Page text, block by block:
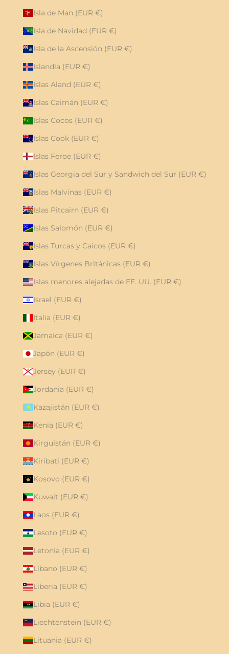
Isla de Man (EUR €)
Isla de Navidad (EUR €)
Isla de la Ascensión (EUR €)
Islandia (EUR €)
Islas Aland (EUR €)
Islas Caimán (EUR €)
Islas Cocos (EUR €)
Islas Cook (EUR €)
Islas Feroe (EUR €)
Islas Georgia del Sur y Sandwich del Sur (EUR €)
Islas Malvinas (EUR €)
Islas Pitcairn (EUR €)
Islas Salomón (EUR €)
Islas Turcas y Caicos (EUR €)
Islas Vírgenes Británicas (EUR €)
Islas menores alejadas de EE. UU. (EUR €)
Israel (EUR €)
Italia (EUR €)
Jamaica (EUR €)
Japón (EUR €)
Jersey (EUR €)
Jordania (EUR €)
Kazajistán (EUR €)
Kenia (EUR €)
Kirguistán (EUR €)
Kiribati (EUR €)
Kosovo (EUR €)
Kuwait (EUR €)
Laos (EUR €)
Lesoto (EUR €)
Letonia (EUR €)
Líbano (EUR €)
Liberia (EUR €)
Libia (EUR €)
Liechtenstein (EUR €)
Lituania (EUR €)